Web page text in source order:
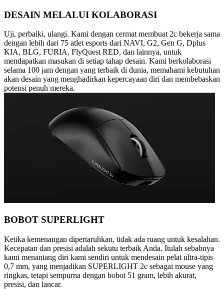
DESAIN MELALUI KOLABORASI
Uji, perbaiki, ulangi. Kami dengan cermat membuat 2c bekerja sama
dengan lebih dari 75 atlet esports dari NAVI, G2, Gen G, Dplus
KIA, BLG, FURIA, FlyQuest RED, dan lainnya, untuk
mendapatkan masukan di setiap tahap desain. Kami berkolaborasi
selama 100 jam dengan yang terbaik di dunia, memahami kebutuhan
akan desain yang menghadirkan kepercayaan diri dan membebaskan
potensi penuh mereka.
BOBOT SUPERLIGHT
Ketika kemenangan dipertaruhkan, tidak ada ruang untuk kesalahan.
Kecepatan dan presisi adalah sekutu terbaik Anda. Itulah sebabnya
kami menantang diri kami sendiri untuk mendesain pelat ultra-tipis
0,7 mm, yang menjadikan SUPERLIGHT 2c sebagai mouse yang
ringkas, tetapi sempurna dengan bobot 51 gram, lebih akurat,
presisi, dan lancar.